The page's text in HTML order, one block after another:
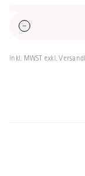
inkl. MWST exkl.